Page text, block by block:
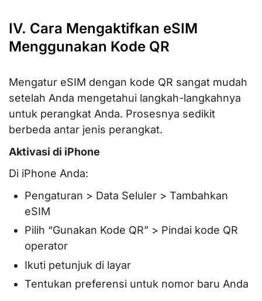
IV. Cara Mengaktifkan eSIM
Menggunakan Kode QR
Mengatur eSIM dengan kode QR sangat mudah
setelah Anda mengetahui langkah-langkahnya
untuk perangkat Anda. Prosesnya sedikit
berbeda antar jenis perangkat.
Aktivasi di iPhone
Di iPhone Anda:
Pengaturan > Data Seluler > Tambahkan
eSIM
Pilih “Gunakan Kode QR” > Pindai kode QR
operator
Ikuti petunjuk di layar
Tentukan preferensi untuk nomor baru Anda